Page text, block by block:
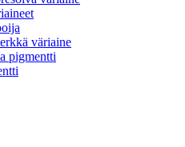
väriaine
pigmentti